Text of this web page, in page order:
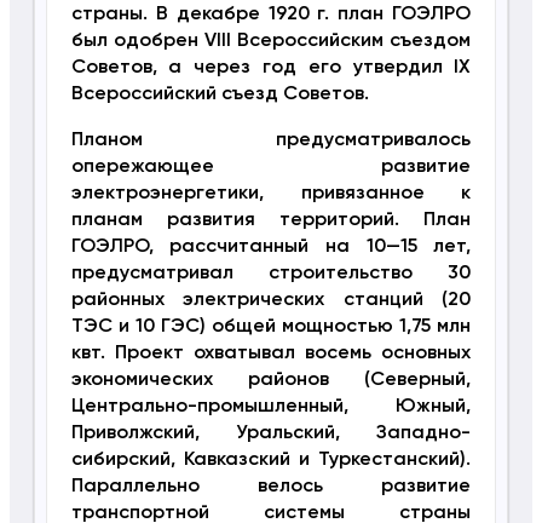
страны. В декабре 1920 г. план ГОЭЛРО
был одобрен VIII Всероссийским съездом
Советов, а через год его утвердил IX
Всероссийский съезд Советов.
Планом предусматривалось
опережающее развитие
электроэнергетики, привязанное к
планам развития территорий. План
ГОЭЛРО, рассчитанный на 10—15 лет,
предусматривал строительство 30
районных электрических станций (20
ТЭС и 10 ГЭС) общей мощностью 1,75 млн
квт. Проект охватывал восемь основных
экономических районов (Северный,
Центрально-промышленный, Южный,
Приволжский, Уральский, Западно-
сибирский, Кавказский и Туркестанский).
Параллельно велось развитие
транспортной системы страны